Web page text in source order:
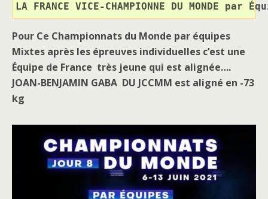
LA FRANCE VICE-CHAMPIONNE DU MONDE
Pour Ce Championnats du Monde par équipes
Mixtes après les épreuves individuelles c’est une
Équipe de France très jeune qui est alignée….
JOAN-BENJAMIN GABA DU JCCMM est aligné en -73
kg